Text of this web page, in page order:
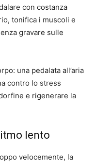
con costanza
tonifica i muscoli e
gravare sulle
una pedalata all’aria
contro lo stress
e rigenerare la
lento
velocemente, la